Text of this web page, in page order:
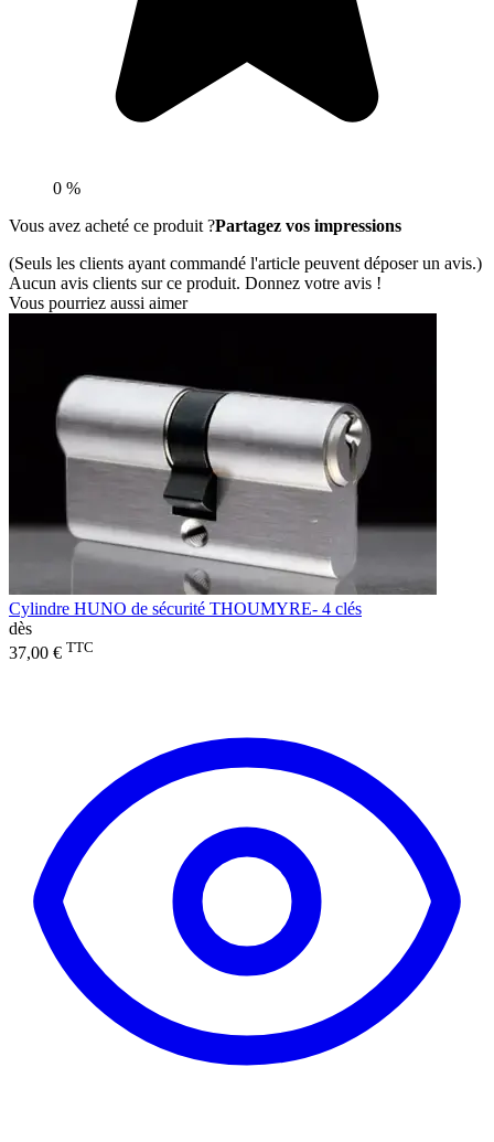
0 %
Vous avez acheté ce produit ?Partagez vos impressions
(Seuls les clients ayant commandé l'article peuvent déposer un avis.)
Aucun avis clients sur ce produit. Donnez votre avis !
Vous pourriez aussi aimer
Cylindre HUNO de sécurité THOUMYRE- 4 clés
dès
37,00 € TTC